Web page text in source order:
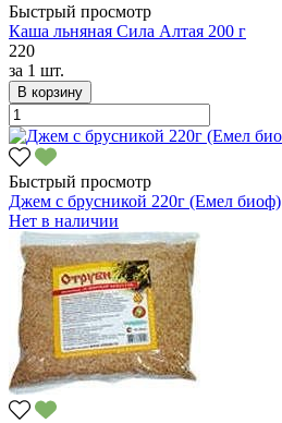
Быстрый просмотр
Каша льняная Сила Алтая 200 г
220
за 1 шт.
В корзину
Быстрый просмотр
Джем с брусникой 220г (Емел биоф)
Нет в наличии